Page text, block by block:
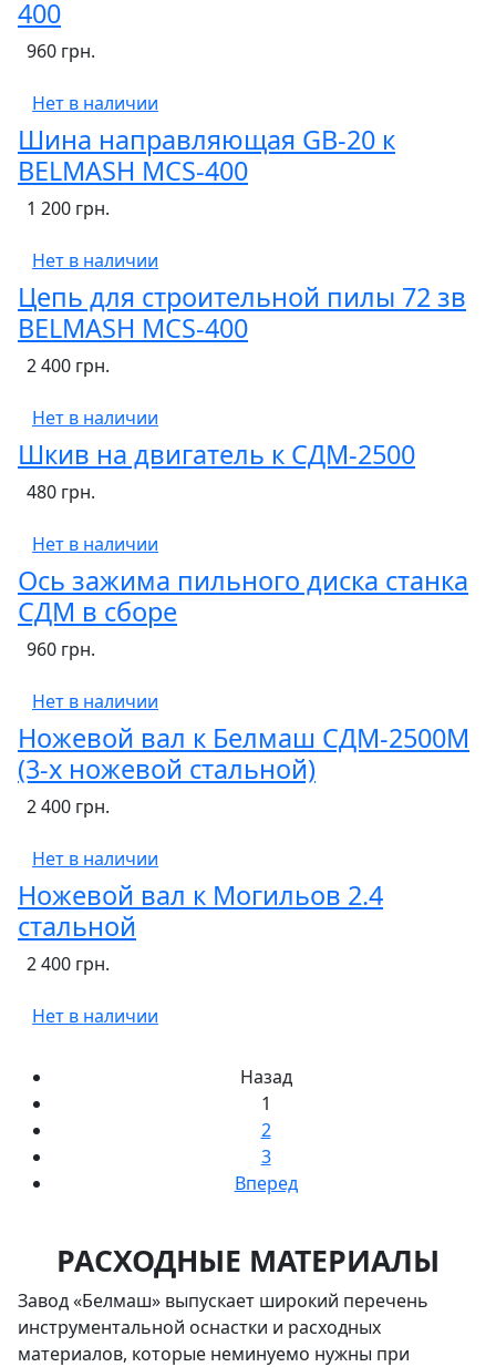
400
960 грн.
Нет в наличии
Шина направляющая GB-20 к
BELMASH MCS-400
1 200 грн.
Нет в наличии
Цепь для строительной пилы 72 зв
BELMASH MCS-400
2 400 грн.
Нет в наличии
Шкив на двигатель к СДМ-2500
480 грн.
Нет в наличии
Ось зажима пильного диска станка
СДМ в сборе
960 грн.
Нет в наличии
Ножевой вал к Белмаш СДМ-2500М
(3-х ножевой стальной)
2 400 грн.
Нет в наличии
Ножевой вал к Могильов 2.4
стальной
2 400 грн.
Нет в наличии
Назад
1
2
3
Вперед
РАСХОДНЫЕ МАТЕРИАЛЫ
Завод «Белмаш» выпускает широкий перечень
инструментальной оснастки и расходных
материалов, которые неминуемо нужны при